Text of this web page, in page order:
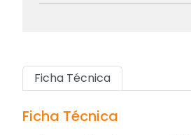
Ficha Técnica
Ficha Técnica